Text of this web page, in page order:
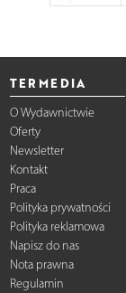
TERMEDIA
O Wydawnictwie
Oferty
Newsletter
Kontakt
Praca
Polityka prywatności
Polityka reklamowa
Napisz do nas
Nota prawna
Regulamin